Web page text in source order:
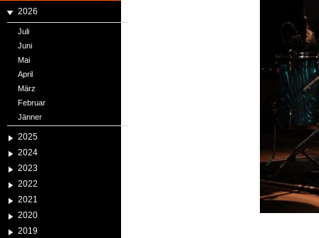
2026
Juli
Juni
Mai
April
März
Februar
Jänner
2025
2024
2023
2022
2021
2020
2019